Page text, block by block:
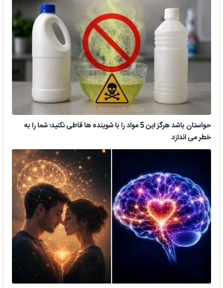
حواستان باشد هرگز این 5 مواد را با شوینده ها قاطی نکنید؛ شما را به
خطر می اندازد